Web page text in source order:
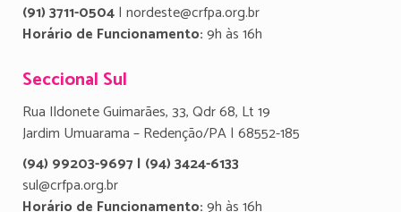
(91) 3711-0504| nordeste@crfpa.org.br
Horário de Funcionamento:9h às 16h
Seccional Sul
Rua Ildonete Guimarães, 33, Qdr 68, Lt 19
Jardim Umuarama – Redenção/PA | 68552-185
(94) 99203-9697 | (94) 3424-6133
sul@crfpa.org.br
Horário de Funcionamento:9h às 16h